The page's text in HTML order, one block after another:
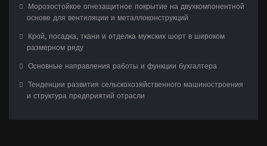
Морозостойкое огнезащитное покрытие на двухкомпонентной
основе для вентиляции и металлоконструкций
Крой, посадка, ткани и отделка мужских шорт в широком
размерном ряду
Основные направления работы и функции бухгалтера
Тенденции развития сельскохозяйственного машиностроения
и структура предприятий отрасли